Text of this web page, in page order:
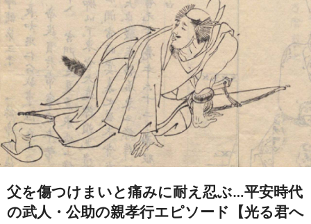
父を傷つけまいと痛みに耐え忍ぶ…平安時代
の武人・公助の親孝行エピソード【光る君へ